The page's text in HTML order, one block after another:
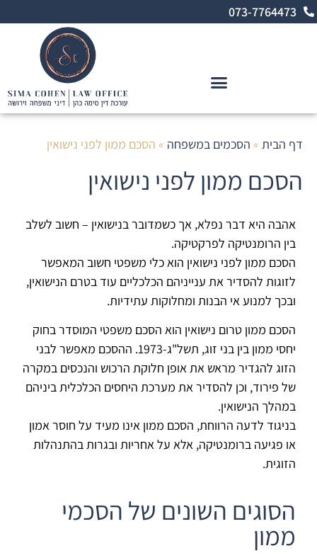
לתוכן073-7764473
דף הבית » הסכמים במשפחה » הסכם ממון לפני נישואין
הסכם ממון לפני נישואין
אהבה היא דבר נפלא, אך כשמדובר בנישואין – חשוב לשלב
בין הרומנטיקה לפרקטיקה.
הסכם ממון לפני נישואין הוא כלי משפטי חשוב המאפשר
לזוגות להסדיר את ענייניהם הכלכליים עוד בטרם הנישואין,
ובכך למנוע אי הבנות ומחלוקות עתידיות.
הסכם ממון טרום נישואין הוא הסכם משפטי המוסדר בחוק
יחסי ממון בין בני זוג, תשל"ג-1973. ההסכם מאפשר לבני
הזוג להגדיר מראש את אופן חלוקת הרכוש והנכסים במקרה
של פירוד, וכן להסדיר את מערכת היחסים הכלכלית ביניהם
במהלך הנישואין.
בניגוד לדעה הרווחת, הסכם ממון אינו מעיד על חוסר אמון
או פגיעה ברומנטיקה, אלא על אחריות ובגרות בהתנהלות
הזוגית.
הסוגים השונים של הסכמי
ממון